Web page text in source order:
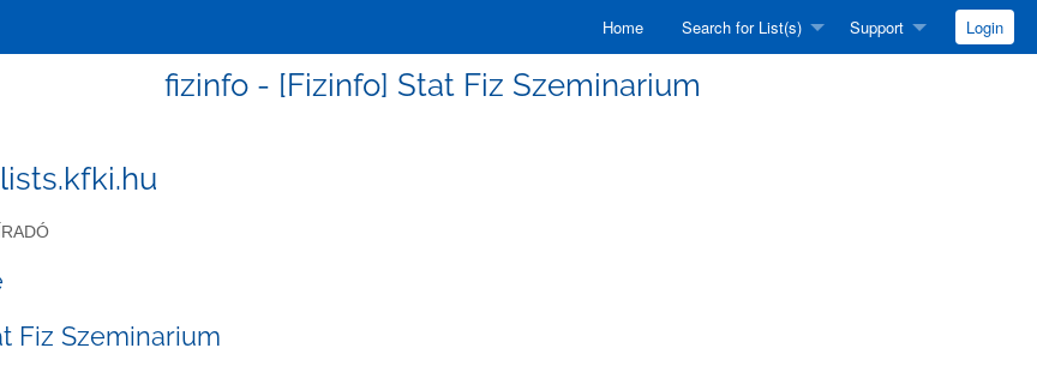
Home Search for List(s) Support Login
fizinfo - [Fizinfo] Stat Fiz Szeminarium
Fiz Szeminarium